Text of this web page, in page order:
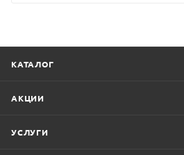
КАТАЛОГ
АКЦИИ
УСЛУГИ